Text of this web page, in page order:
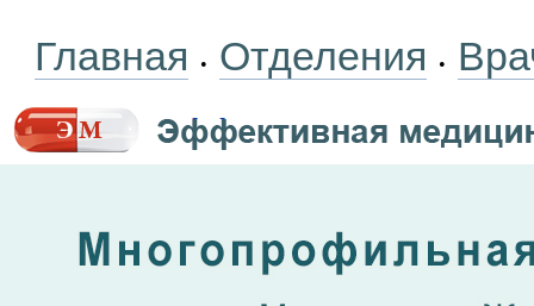
Главная • Отделения •